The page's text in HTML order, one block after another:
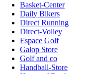
Basket-Center
Daily Bikers
Direct Running
Direct-Volley
Espace Golf
Galop Store
Golf and co
Handball-Store